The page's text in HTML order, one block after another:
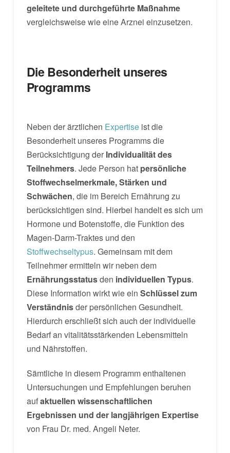
geleitete und durchgeführte Maßnahme
vergleichsweise wie eine Arznei einzusetzen.
Die Besonderheit unseres
Programms
Neben der ärztlichen Expertiseist die
Besonderheit unseres Programms die
Berücksichtigung der Individualität des
Teilnehmers. Jede Person hat persönliche
Stoffwechselmerkmale, Stärken und
Schwächen, die im Bereich Ernährung zu
berücksichtigen sind. Hierbei handelt es sich um
Hormone und Botenstoffe, die Funktion des
Magen-Darm-Traktes und den
Stoffwechseltypus. Gemeinsam mit dem
Teilnehmer ermitteln wir neben dem
Ernährungsstatusden individuellen Typus.
Diese Information wirkt wie ein Schlüssel zum
Verständnisder persönlichen Gesundheit.
Hierdurch erschließt sich auch der individuelle
Bedarf an vitalitätsstärkenden Lebensmitteln
und Nährstoffen.
Sämtliche in diesem Programm enthaltenen
Untersuchungen und Empfehlungen beruhen
aufaktuellen wissenschaftlichen
Ergebnissen und der langjährigen Expertise
von Frau Dr. med. Angeli Neter.